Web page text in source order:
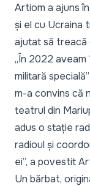
Artiom a ajuns
și el cu Ucraina
ajutat să treacă
„În 2022 aveam
militară
m-a convins că
teatrul din
adus o stație
radioul și
ei”, a povestit
Un bărbat,